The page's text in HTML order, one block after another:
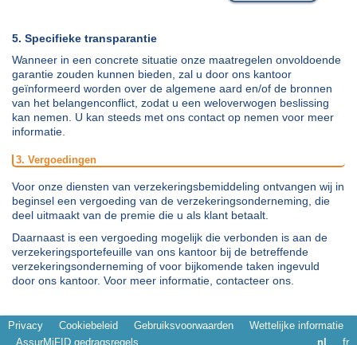
5. Specifieke transparantie
Wanneer in een concrete situatie onze maatregelen onvoldoende
garantie zouden kunnen bieden, zal u door ons kantoor
geïnformeerd worden over de algemene aard en/of de bronnen
van het belangenconflict, zodat u een weloverwogen beslissing
kan nemen. U kan steeds met ons contact op nemen voor meer
informatie.
3. Vergoedingen
Voor onze diensten van verzekeringsbemiddeling ontvangen wij in
beginsel een vergoeding van de verzekeringsonderneming, die
deel uitmaakt van de premie die u als klant betaalt.
Daarnaast is een vergoeding mogelijk die verbonden is aan de
verzekeringsportefeuille van ons kantoor bij de betreffende
verzekeringsonderneming of voor bijkomende taken ingevuld
door ons kantoor. Voor meer informatie, contacteer ons.
Privacy Cookiebeleid Gebruiksvoorwaarden
Wettelijke informatie
AssurMiFID gedragsregels
fr
nl